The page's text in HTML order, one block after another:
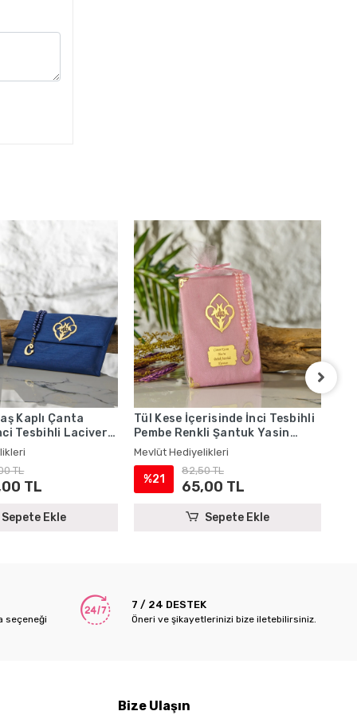
Kaplı Çanta
Tesbihli Lacivert
Yasin Kitabı Seti
TL
TL
Sepete Ekle
Tül Kese İçerisinde İnci Tesbihli
Pembe Renkli Şantuk Yasin
Kitabı Seti - Mevlüt Hediyelikleri
Mevlüt Hediyelikleri
%21
82,50 TL
65,00 TL
Sepete Ekle
seçeneği
7 / 24 DESTEK
Öneri ve şikayetlerinizi bize iletebilirsiniz.
Bize Ulaşın